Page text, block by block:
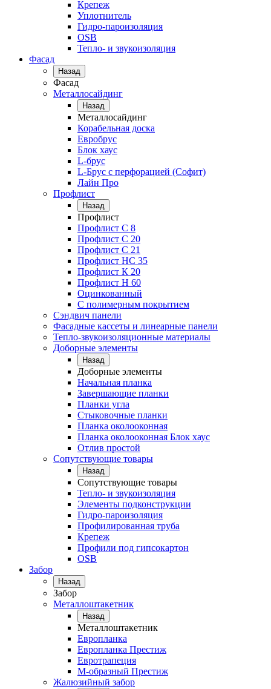
Крепеж
Уплотнитель
Гидро-пароизоляция
OSB
Тепло- и звукоизоляция
Фасад
Назад
Фасад
Металлосайдинг
Назад
Металлосайдинг
Корабельная доска
Евробрус
Блок хаус
L-брус
L-Брус с перфорацией (Софит)
Лайн Про
Профлист
Назад
Профлист
Профлист С 8
Профлист С 20
Профлист C 21
Профлист НС 35
Профлист К 20
Профлист Н 60
Оцинкованный
С полимерным покрытием
Сэндвич панели
Фасадные кассеты и линеарные панели
Тепло-звукоизоляционные материалы
Доборные элементы
Назад
Доборные элементы
Начальная планка
Завершающие планки
Планки угла
Стыковочные планки
Планка околооконная
Планка околооконная Блок хаус
Отлив простой
Сопутствующие товары
Назад
Сопутствующие товары
Тепло- и звукоизоляция
Элементы подконструкции
Гидро-пароизоляция
Профилированная труба
Крепеж
Профили под гипсокартон
OSB
Забор
Назад
Забор
Металлоштакетник
Назад
Металлоштакетник
Европланка
Европланка Престиж
Евротрапеция
М-образный Престиж
Жалюзийный забор